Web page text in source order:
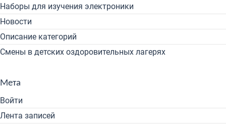
Наборы для изучения электроники
Новости
Описание категорий
Смены в детских оздоровительных лагерях
Мета
Войти
Лента записей